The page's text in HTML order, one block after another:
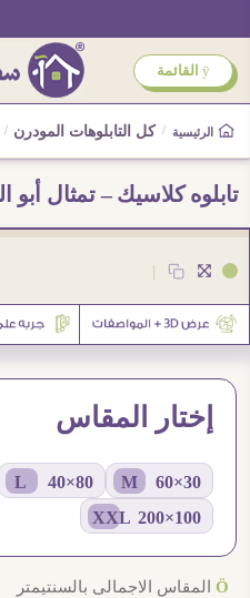
ÿ القائمة
الرئيسية / كل التابلوهات المودرن /
تابلوه كلاسيك – تمثال
|
إختار المقاس
30×60 M
80×40 L
100×200 XXL
Ö المقاس الاجمالى بالسنتيمتر